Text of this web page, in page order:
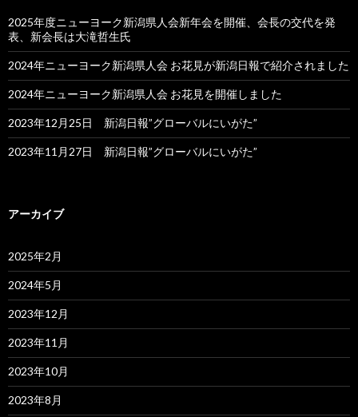
2025年度ニューヨーク新潟県人会新年会を開催、会長の交代を発
表、新会長は大滝哲生氏
2024年ニューヨーク新潟県人会 お花見が新潟日報で紹介されました
2024年ニューヨーク新潟県人会 お花見を開催しました
2023年12月25日 新潟日報”グローバルにいがた”
2023年11月27日 新潟日報”グローバルにいがた”
アーカイブ
2025年2月
2024年5月
2023年12月
2023年11月
2023年10月
2023年8月